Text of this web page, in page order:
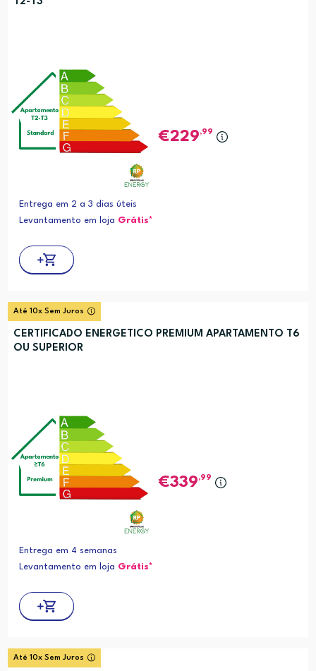
229,99
Entrega em 2 a 3 dias úteis
Levantamento em loja Grátis*
Até 10x Sem Juros
CERTIFICADO ENERGETICO PREMIUM APARTAMENTO T6
OU SUPERIOR
339,99
Entrega em 4 semanas
Levantamento em loja Grátis*
Até 10x Sem Juros